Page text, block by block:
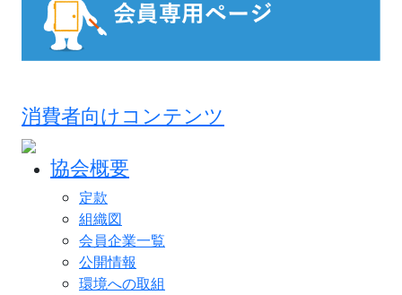
消費者向けコンテンツ
協会概要
定款
組織図
会員企業一覧
公開情報
環境への取組